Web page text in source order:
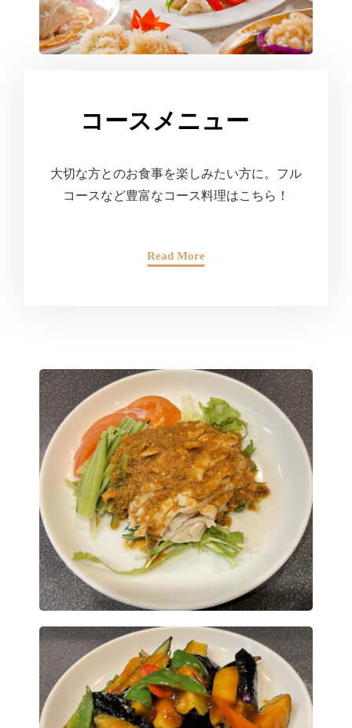
コースメニュー
大切な方とのお食事を楽しみたい方に。フル
コースなど豊富なコース料理はこちら！
Read More